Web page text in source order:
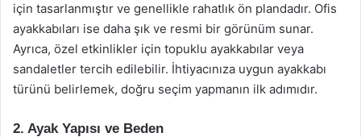
için tasarlanmıştır ve genellikle rahatlık ön plandadır. Ofis
ayakkabıları ise daha şık ve resmi bir görünüm sunar.
Ayrıca, özel etkinlikler için topuklu ayakkabılar veya
sandaletler tercih edilebilir. İhtiyacınıza uygun ayakkabı
türünü belirlemek, doğru seçim yapmanın ilk adımıdır.
2. Ayak Yapısı ve Beden